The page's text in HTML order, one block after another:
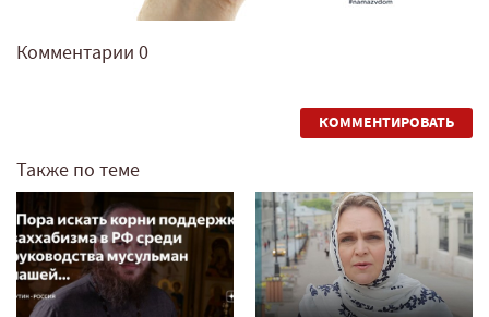
Комментарии 0
КОММЕНТИРОВАТЬ
Также по теме